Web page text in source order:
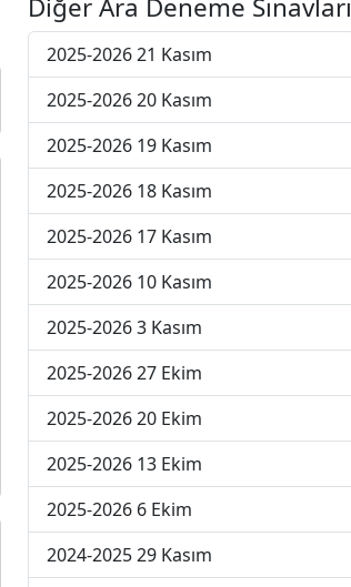
Diğer Ara Deneme Sınavları
2025-2026 21 Kasım
2025-2026 20 Kasım
2025-2026 19 Kasım
2025-2026 18 Kasım
2025-2026 17 Kasım
2025-2026 10 Kasım
2025-2026 3 Kasım
2025-2026 27 Ekim
2025-2026 20 Ekim
2025-2026 13 Ekim
2025-2026 6 Ekim
2024-2025 29 Kasım